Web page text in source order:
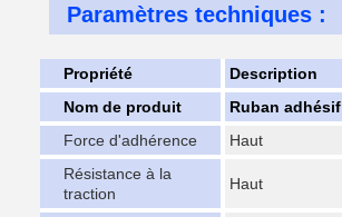
Paramètres techniques :
Propriété
Description
Nom de produit
Ruban adhésif
Force d'adhérence
Haut
Résistance à la
traction
Haut